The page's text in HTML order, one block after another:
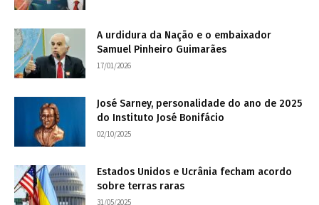
A urdidura da Nação e o embaixador
Samuel Pinheiro Guimarães
17/01/2026
José Sarney, personalidade do ano de 2025
do Instituto José Bonifácio
02/10/2025
Estados Unidos e Ucrânia fecham acordo
sobre terras raras
31/05/2025